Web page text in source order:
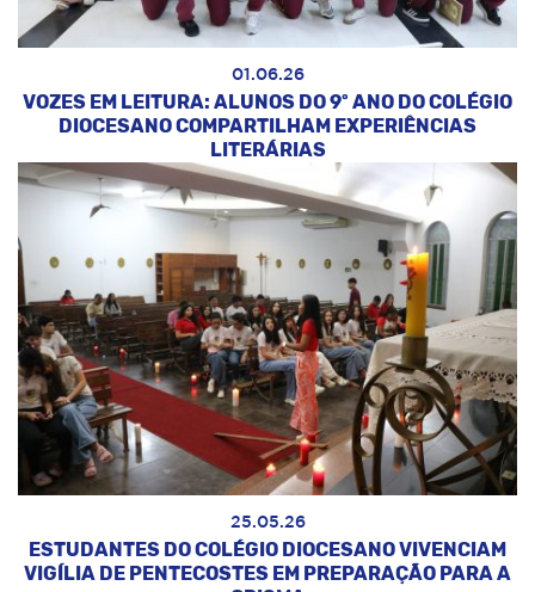
01.06.26
VOZES EM LEITURA: ALUNOS DO 9º ANO DO COLÉGIO
DIOCESANO COMPARTILHAM EXPERIÊNCIAS
LITERÁRIAS
25.05.26
ESTUDANTES DO COLÉGIO DIOCESANO VIVENCIAM
VIGÍLIA DE PENTECOSTES EM PREPARAÇÃO PARA A